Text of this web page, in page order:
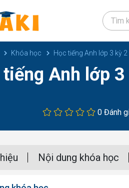
Khóa học Học tiếng Anh lớp 3 kỳ 2
tiếng Anh lớp 3
0 Đánh
Nội dung khóa học